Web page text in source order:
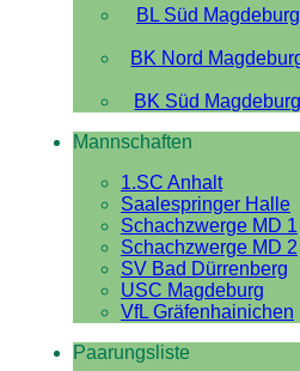
BL Süd Magdeburg
BK Nord
BK Süd Magdeburg
Mannschaften
1.SC Anhalt
Saalespringer Halle
Schachzwerge MD 1
Schachzwerge MD 2
SV Bad Dürrenberg
USC Magdeburg
VfL Gräfenhainichen
Paarungsliste